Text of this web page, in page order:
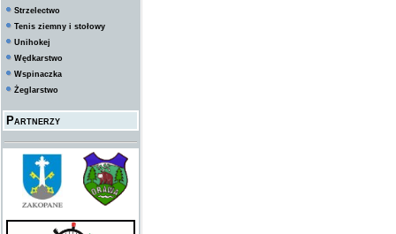
Strzelectwo
Tenis ziemny i stołowy
Unihokej
Wędkarstwo
Wspinaczka
Żeglarstwo
Partnerzy